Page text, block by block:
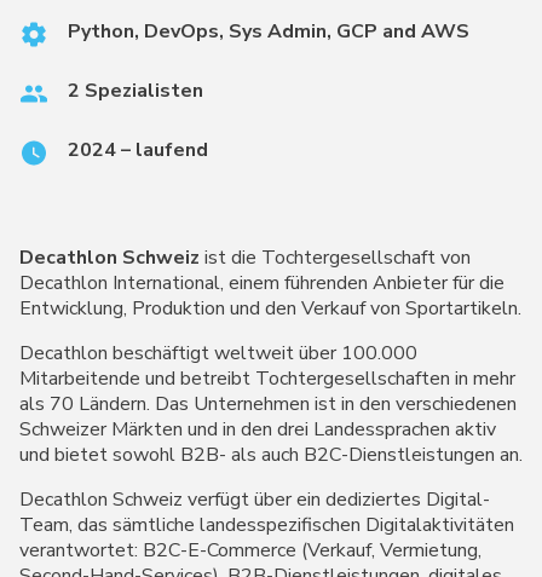
Python, DevOps, Sys Admin, GCP and AWS
2 Spezialisten
2024 – laufend
Decathlon Schweiz ist die Tochtergesellschaft von
Decathlon International, einem führenden Anbieter für die
Entwicklung, Produktion und den Verkauf von Sportartikeln.
Decathlon beschäftigt weltweit über 100.000
Mitarbeitende und betreibt Tochtergesellschaften in mehr
als 70 Ländern. Das Unternehmen ist in den verschiedenen
Schweizer Märkten und in den drei Landessprachen aktiv
und bietet sowohl B2B- als auch B2C-Dienstleistungen an.
Decathlon Schweiz verfügt über ein dediziertes Digital-
Team, das sämtliche landesspezifischen Digitalaktivitäten
verantwortet: B2C-E-Commerce (Verkauf, Vermietung,